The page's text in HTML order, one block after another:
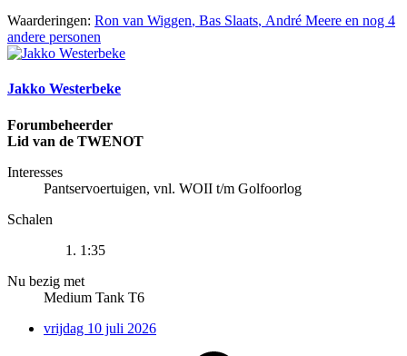
Waarderingen: Ron van Wiggen, Bas Slaats, André Meere en nog 4
andere personen
Jakko Westerbeke
Forumbeheerder
Lid van de TWENOT
Interesses
Pantservoertuigen, vnl. WOII t/m Golfoorlog
Schalen
1:35
Nu bezig met
Medium Tank T6
vrijdag 10 juli 2026